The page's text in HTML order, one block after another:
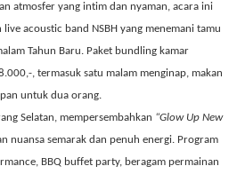
atmosfer yang intim dan nyaman, acara ini
acoustic band NSBH yang menemani tamu
Tahun Baru. Paket bundling kamar
, termasuk satu malam menginap, makan
untuk dua orang.
Selatan, mempersembahkan “Glow Up New
nuansa semarak dan penuh energi. Program
BBQ buffet party, beragam permainan